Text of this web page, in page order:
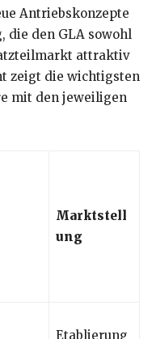
Antriebskonzepte
die den GLA sowohl
attraktiv
zeigt die wichtigsten
mit den jeweiligen
Marktstell
ung
Etablierung